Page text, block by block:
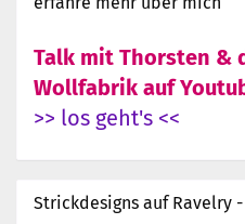
Talk mit Thorsten &
Wollfabrik auf
>> los geht's <<
Strickdesigns auf Ravelry